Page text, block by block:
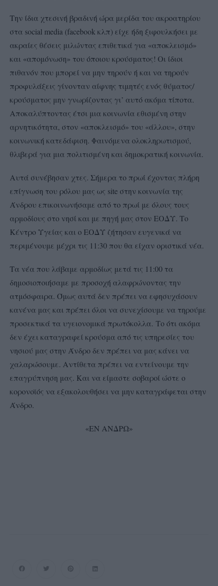
Την ίδια χτεσινή βραδινή ώρα μερίδα του ακροατηρίου
στα social media (facebook κλπ) είχε ήδη ξιφουλκήσει με
ακραίες θέσεις μιλώντας επιθετικά για «αποκλεισμό»
και «απομόνωση» του όποιου κρούσματος! Οι ίδιοι
πιθανόν που μπορεί να μην τηρούν ή και να τηρούν
προφυλάξεις γίνονταν αίφνης τιμητές ενός θύματος/
κρούσματος μην γνωρίζοντας γι’ αυτό ακόμα τίποτα.
Αποκαλύπτοντας έτσι μια κοινωνία εθισμένη στην
αρνητικότητα, στον «αποκλεισμό» του «άλλου», στην
κοινωνική κατεδάφιση. Φαινόμενα ολοκληρωτισμού,
θλιβερά για μια πολιτισμένη και δημοκρατική κοινωνία.
Αυτά συνέβησαν χτες. Σήμερα το πρωί έχοντας πλήρη
επίγνωση του ρόλου μας ως site στην κοινωνία της
Άνδρου επικοινωνήσαμε από το πρωί με όλους τους
αρμοδίους στο νησί και με πηγή μας στον ΕΟΔΥ. Το
Κέντρο Υγείας και ο ΕΟΔΥ ζήτησαν ευγενικά να
περιμένουμε μέχρι τις 11:30 που θα είχαν οριστικά νέα.
Τα νέα που λάβαμε αρμοδίως μετά τις 11:00 τα
δημοσιοποιήσαμε με προσοχή αλαφρώνοντας την
ατμόσφαιρα. Όμως αυτά δεν πρέπει να εφησυχάσουν
κανένα μας και πρέπει όλοι να συνεχίσουμε να τηρούμε
προσεκτικά τα υγειονομικά πρωτόκολλα. Το ότι ακόμα
δεν έχει καταγραφεί κρούσμα από τις υπηρεσίες του
νησιού μας στην Άνδρο δεν πρέπει να μας κάνει να
χαλαρώσουμε. Αντίθετα πρέπει να εντείνουμε την
επαγρύπνηση μας. Και να είμαστε σοβαροί ώστε ο
κορονοϊός να εξακολουθήσει να μην καταγράφεται στην
Άνδρο.
«ΕΝ ΑΝΔΡΩ»